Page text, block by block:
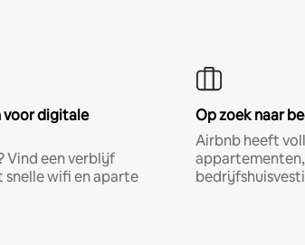
voor digitale
Vind een verblijf
wifi en aparte
Op zoek naar
Airbnb heeft